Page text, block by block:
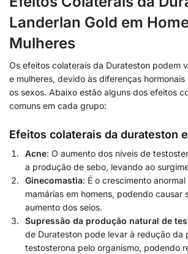
Landerlan Gold em
Mulheres
Os efeitos colaterais da Durateston podem
e mulheres, devido às diferenças
os sexos. Abaixo estão alguns dos efeitos
comuns em cada grupo:
Efeitos colaterais da durateston
Acne: O aumento dos níveis de
a produção de sebo, levando ao
Ginecomastia: É o crescimento
mamárias em homens, podendo causar
aumento dos seios.
Supressão da produção natural de
de Durateston pode levar à redução da
testosterona pelo organismo, podendo